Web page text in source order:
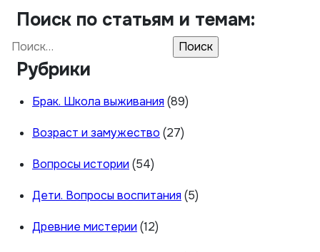
Поиск по статьям и темам:
Найти:
Рубрики
Брак. Школа выживания (89)
Возраст и замужество (27)
Вопросы истории (54)
Дети. Вопросы воспитания (5)
Древние мистерии (12)